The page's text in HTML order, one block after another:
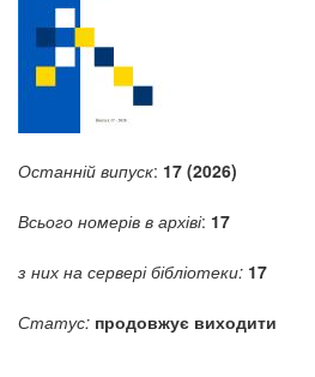
Останній випуск: 17 (2026)
Всього номерів в архіві: 17
з них на сервері бібліотеки: 17
Статус: продовжує виходити